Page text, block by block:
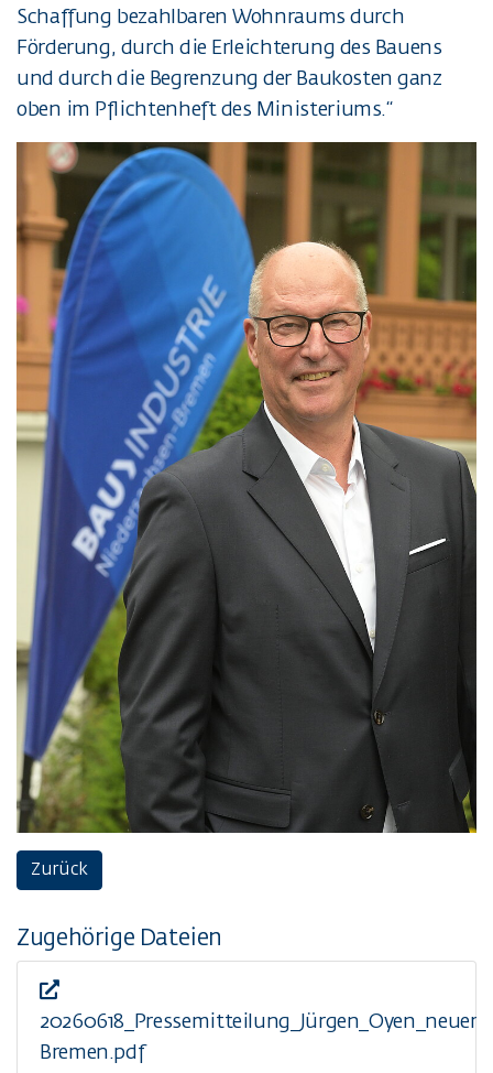
Schaffung bezahlbaren Wohnraums durch
Förderung, durch die Erleichterung des Bauens
und durch die Begrenzung der Baukosten ganz
oben im Pflichtenheft des Ministeriums.“
Zurück
Zugehörige Dateien
Bremen.pdf